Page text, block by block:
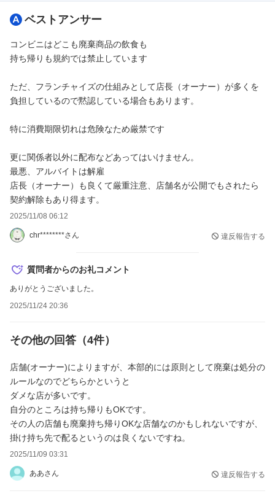
ベストアンサー
コンビニはどこも廃棄商品の飲食も
持ち帰りも規約では禁止しています
ただ、フランチャイズの仕組みとして店長（オーナー）が多くを
負担しているので黙認している場合もあります。
特に消費期限切れは危険なため厳禁です
更に関係者以外に配布などあってはいけません。
最悪、アルバイトは解雇
店長（オーナー）も良くて厳重注意、店舗名が公開でもされたら
契約解除もあり得ます。
2025/11/08 06:12
chr********さん 違反報告する
質問者からのお礼コメント
ありがとうございました。
2025/11/24 20:36
その他の回答（4件）
店舗(オーナー)によりますが、本部的には原則として廃棄は処分の
ルールなのでどちらかというと
ダメな店が多いです。
自分のところは持ち帰りもOKです。
その人の店舗も廃棄持ち帰りOKな店舗なのかもしれないですが、
掛け持ち先で配るというのは良くないですね。
2025/11/09 03:31
ああさん 違反報告する